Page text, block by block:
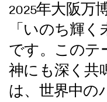
2025年大阪万
「いのち輝く
です。このテ
神にも深く共
は、世界中の